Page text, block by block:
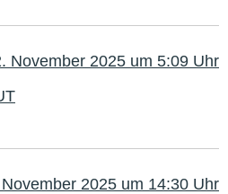
November 2025 um 5:09 Uhr
2025 um 14:30 Uhr